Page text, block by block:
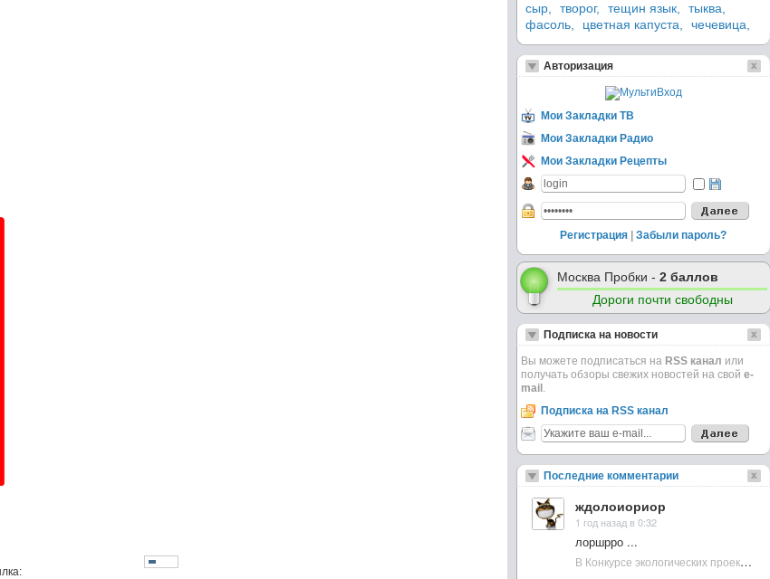
сыр,
творог, тещин язык,
тыква,
фасоль,
цветная капуста, чечевица,
Авторизация
Мои Закладки ТВ
Мои Закладки Радио
Мои Закладки Рецепты
Регистрация Забыли пароль?
Москва Пробки - 2 баллов
Дороги почти свободны
Подписка на новости
Вы можете подписаться на RSS канал или
получать обзоры свежих новостей на свой e-
mail .
Подписка на RSS канал
Последние комментарии
ждолоиориор
1 год назад в 0:32
лоршрро ...
В Конкурсе экологических проектов в Подмосковье активно участвовала молодежь :: NewsRbk.ru...